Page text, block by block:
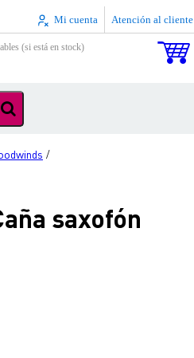
Mi cuenta Atención al cliente
(si está en stock)
/
saxofón